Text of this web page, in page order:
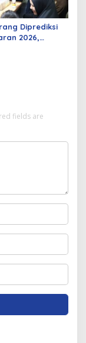
Diprediksi
2026,
fields are